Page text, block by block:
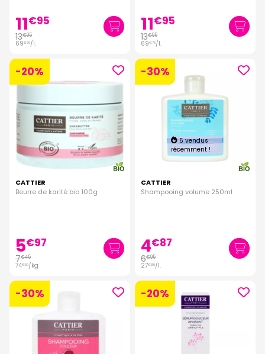
11€95
13€95
69€75/l.
11€95
13€95
69€75/l.
-20%
CATTIER
Beurre de karité bio 100g
5€97
7€45
74€50/kg
-30%
5 vendus
récemment !
CATTIER
Shampooing volume 250ml
4€87
6€95
27€80/l.
-30% -20%